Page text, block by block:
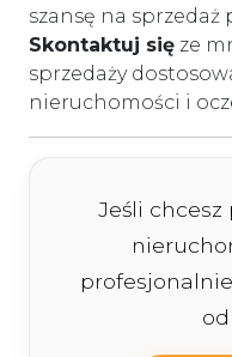
szansę na sprzedaż
Skontaktuj się ze
sprzedaży
nieruchomości i
Jeśli